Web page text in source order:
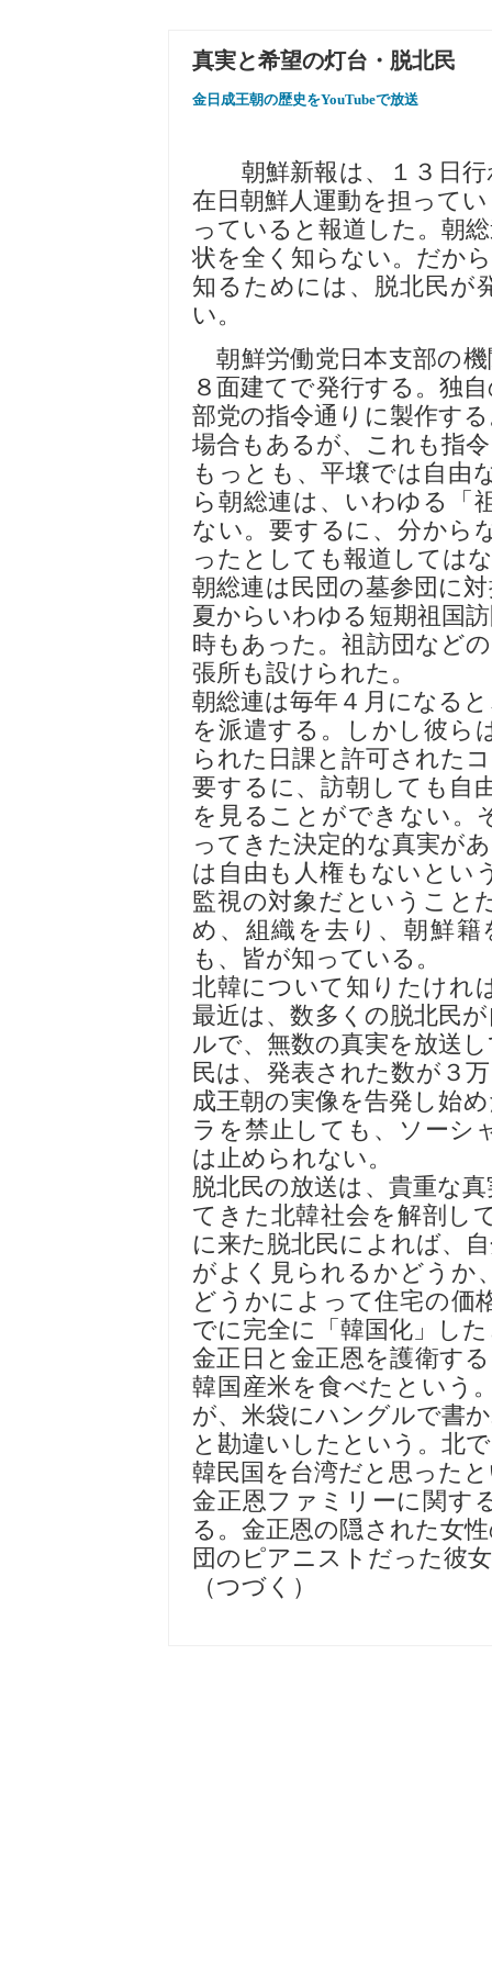
真実と希望の灯台・脱北民
金日成王朝の歴史をYouTubeで放送
朝鮮新報は、１３日行
在日朝鮮人運動を担って
っていると報道した。朝
状を全く知らない。だか
知るためには、脱北民が
い。
朝鮮労働党日本支部の
８面建てで発行する。独
部党の指令通りに製作す
場合もあるが、これも指
もっとも、平壌では自由
ら朝総連は、いわゆる「
ない。要するに、分から
ったとしても報道しては
朝総連は民団の墓参団に
夏からいわゆる短期祖国
時もあった。祖訪団など
張所も設けられた。
朝総連は毎年４月になる
を派遣する。しかし彼ら
られた日課と許可された
要するに、訪朝しても自
を見ることができない。
ってきた決定的な真実が
は自由も人権もないとい
監視の対象だということ
め、組織を去り、朝鮮
も、皆が知っている。
北韓について知りたけれ
最近は、数多くの脱北民
ルで、無数の真実を放送
民は、発表された数が３
成王朝の実像を告発し始
ラを禁止しても、ソーシ
は止められない。
脱北民の放送は、貴重な
てきた北韓社会を解剖し
に来た脱北民によれば、
がよく見られるかどうか
どうかによって住宅の価
でに完全に「韓国化」し
金正日と金正恩を護衛す
韓国産米を食べたという
が、米袋にハングルで書
と勘違いしたという。北
韓民国を台湾だと思った
金正恩ファミリーに関す
る。金正恩の隠された女
団のピアニストだった彼
（つづく）